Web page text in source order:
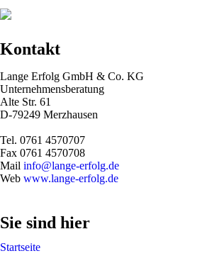
Kontakt
Lange Erfolg GmbH & Co. KG
Unternehmensberatung
Alte Str. 61
D-79249 Merzhausen
Tel. 0761 4570707
Fax 0761 4570708
Mail info@lange-erfolg.de
Web www.lange-erfolg.de
Sie sind hier
Startseite